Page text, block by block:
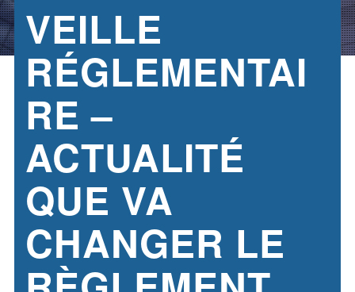
VEILLE
RÉGLEMENTAI
RE –
ACTUALITÉ
QUE VA
CHANGER LE